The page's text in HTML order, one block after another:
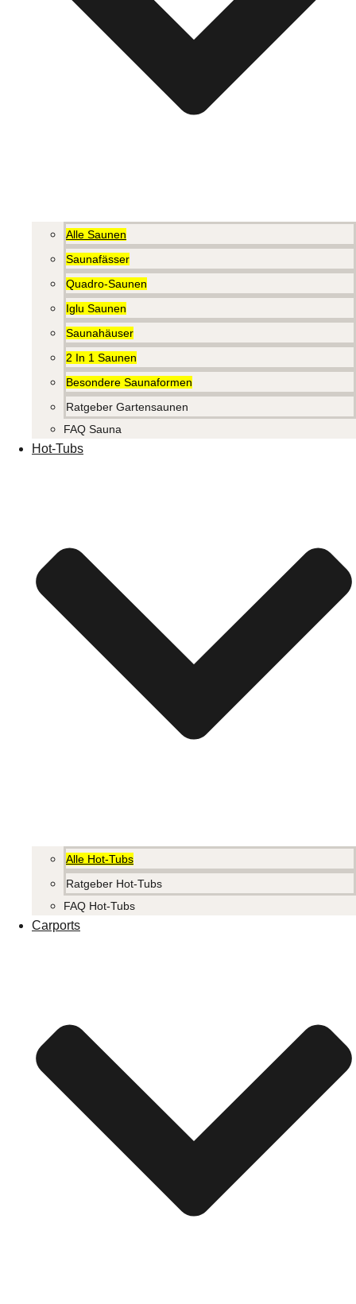
Alle Saunen
Saunafässer
Quadro-Saunen
Iglu Saunen
Saunahäuser
2 In 1 Saunen
Besondere Saunaformen
Ratgeber Gartensaunen
FAQ Sauna
Hot-Tubs
Alle Hot-Tubs
Ratgeber Hot-Tubs
FAQ Hot-Tubs
Carports